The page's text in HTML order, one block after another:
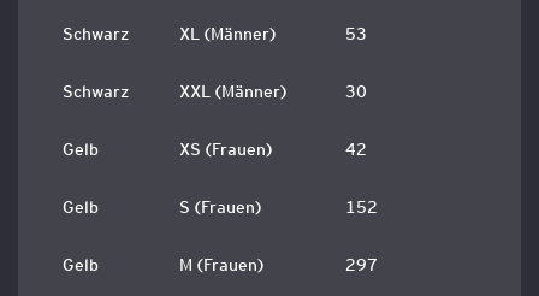
Schwarz XL (Männer) 53
Schwarz XXL (Männer) 30
Gelb XS (Frauen) 42
Gelb S (Frauen) 152
Gelb M (Frauen) 297